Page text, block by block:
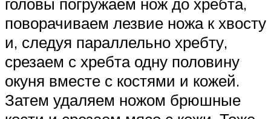
поворачиваем лезвие ножа к хвосту
и, следуя параллельно хребту,
срезаем с хребта одну половину
окуня вместе с костями и кожей.
Затем удаляем ножом брюшные